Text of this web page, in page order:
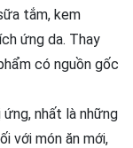
tắm, kem
ứng da. Thay
có nguồn gốc
nhất là những
với món ăn mới,